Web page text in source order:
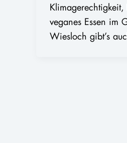
Klimagerechtigkeit,
veganes Essen im
Wiesloch gibt’s